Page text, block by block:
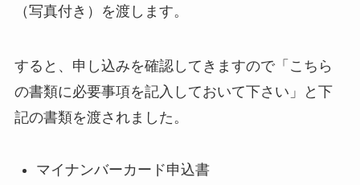
（写真付き）を渡します。
すると、申し込みを確認してきますので「こちら
の書類に必要事項を記入しておいて下さい」と下
記の書類を渡されました。
マイナンバーカード申込書